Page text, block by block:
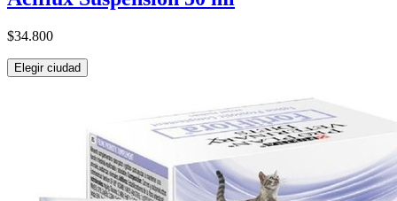
$34.800
Elegir ciudad